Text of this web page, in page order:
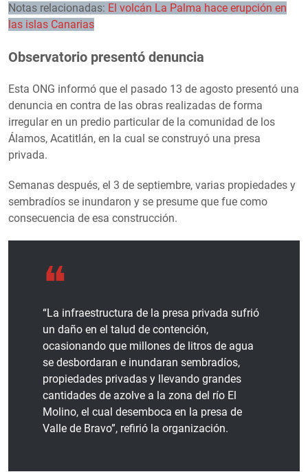
Notas relacionadas: El volcán La Palma hace erupción en
las islas Canarias
Observatorio presentó denuncia
Esta ONG informó que el pasado 13 de agosto presentó una
denuncia en contra de las obras realizadas de forma
irregular en un predio particular de la comunidad de los
Álamos, Acatitlán, en la cual se construyó una presa
privada.
Semanas después, el 3 de septiembre, varias propiedades y
sembradíos se inundaron y se presume que fue como
consecuencia de esa construcción.
“La infraestructura de la presa privada sufrió
un daño en el talud de contención,
ocasionando que millones de litros de agua
se desbordaran e inundaran sembradíos,
propiedades privadas y llevando grandes
cantidades de azolve a la zona del río El
Molino, el cual desemboca en la presa de
Valle de Bravo”, refirió la organización.